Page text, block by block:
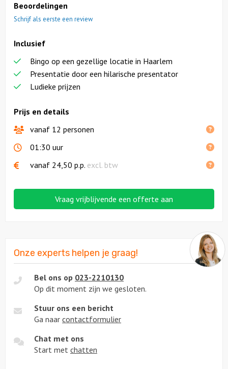
Beoordelingen
Schrijf als eerste een review
Prijs en details
vanaf 12 personen
01:30 uur
vanaf 24,50 p.p. excl. btw
Inclusief
Bingo op een gezellige locatie in Haarlem
Presentatie door een hilarische presentator
Ludieke prijzen
Vraag vrijblijvende een offerte aan
Onze experts helpen je graag!
Bel ons op 023-2210130
Op dit moment zijn we gesloten.
Stuur ons een bericht
Ga naar contactformulier
Chat met ons
Start met chatten